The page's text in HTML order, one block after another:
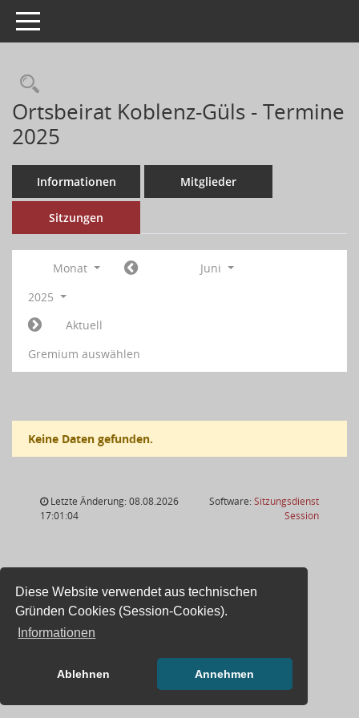
Diese Website verwendet aus technischen
Gründen Cookies (Session-Cookies).
Informationen
Ablehnen Annehmen
Toggle navigation
Ortsbeirat Koblenz-Güls - Termine
2025
Informationen Mitglieder
Sitzungen
Monat
Juni
2025
Aktuell
Gremium auswählen
Keine Daten gefunden.
Letzte Änderung: 08.08.2026
17:01:04
Software:Sitzungsdienst
Session(Wird in